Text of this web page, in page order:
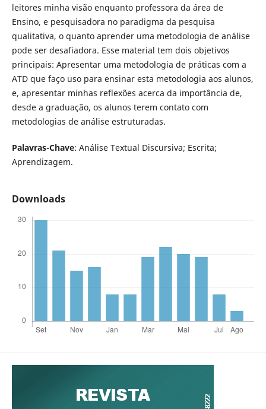
leitores minha visão enquanto professora da área de
Ensino, e pesquisadora no paradigma da pesquisa
qualitativa, o quanto aprender uma metodologia de análise
pode ser desafiadora. Esse material tem dois objetivos
principais: Apresentar uma metodologia de práticas com a
ATD que faço uso para ensinar esta metodologia aos alunos,
e, apresentar minhas reflexões acerca da importância de,
desde a graduação, os alunos terem contato com
metodologias de análise estruturadas.
Palavras-Chave: Análise Textual Discursiva; Escrita;
Aprendizagem.
Downloads